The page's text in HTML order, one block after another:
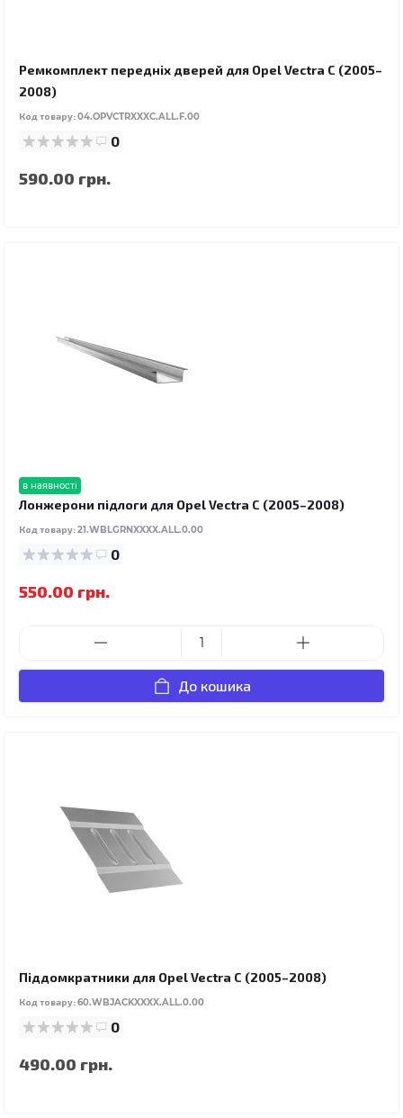
Ремкомплект передніх дверей для Opel Vectra C (2005–
2008)
Код товару:04.OPVCTRXXXC.ALL.F.00
0
590.00 грн.
в наявності
Лонжерони підлоги для Opel Vectra C (2005–2008)
Код товару:21.WBLGRNXXXX.ALL.0.00
0
550.00 грн.
До кошика
Піддомкратники для Opel Vectra C (2005–2008)
Код товару:60.WBJACKXXXX.ALL.0.00
0
490.00 грн.